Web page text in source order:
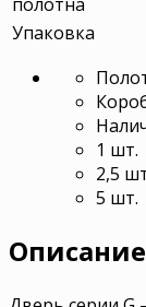
Упаковка
1 шт.
2,5
5 шт.
Описание